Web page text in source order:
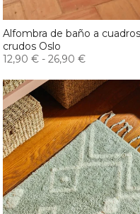
Alfombra de baño a cuadros
crudos Oslo
12,90 € - 26,90 €